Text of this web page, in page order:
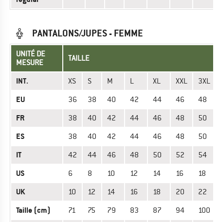
PANTALONS/JUPES - FEMME
UNITÉ DE
MESURE
TAILLE
INT. XS S M L XL XXL 3XL
EU 36 38 40 42 44 46 48
FR 38 40 42 44 46 48 50
ES 38 40 42 44 46 48 50
IT 42 44 46 48 50 52 54
US 6 8 10 12 14 16 18
UK 10 12 14 16 18 20 22
Taille (cm) 71 75 79 83 87 94 100